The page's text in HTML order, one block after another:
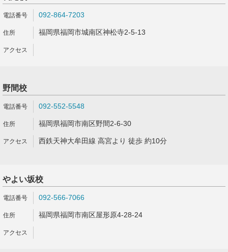
092-864-7203
福岡県福岡市城南区神松寺2-5-13
野間校
092-552-5548
福岡県福岡市南区野間2-6-30
西鉄天神大牟田線 高宮より 徒歩 約10分
やよい坂校
092-566-7066
福岡県福岡市南区屋形原4-28-24